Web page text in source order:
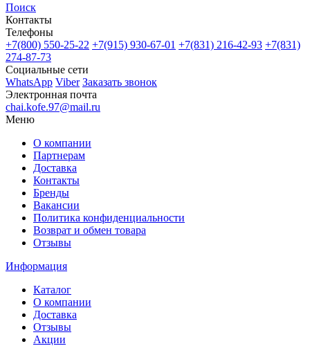
Поиск
Контакты
Телефоны
+7(800) 550-25-22 +7(915) 930-67-01 +7(831) 216-42-93 +7(831)
274-87-73
Социальные сети
WhatsApp Viber Заказать звонок
Электронная почта
chai.kofe.97@mail.ru
Меню
О компании
Партнерам
Доставка
Контакты
Бренды
Вакансии
Политика конфиденциальности
Возврат и обмен товара
Отзывы
Информация
Каталог
О компании
Доставка
Отзывы
Акции